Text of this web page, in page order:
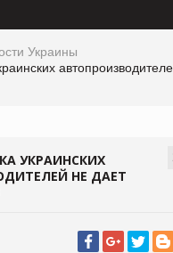
Украины
УКРАИНСКИХ
НЕ ДАЕТ